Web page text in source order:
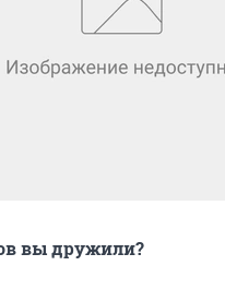
вы дружили?